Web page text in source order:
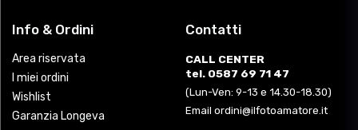
Info & Ordini
Area riservata
I miei ordini
Wishlist
Garanzia Longeva
Contatti
CALL CENTER
tel. 0587 69 71 47
(Lun-Ven: 9-13 e 14.30-18.30)
Email ordini@ilfotoamatore.it